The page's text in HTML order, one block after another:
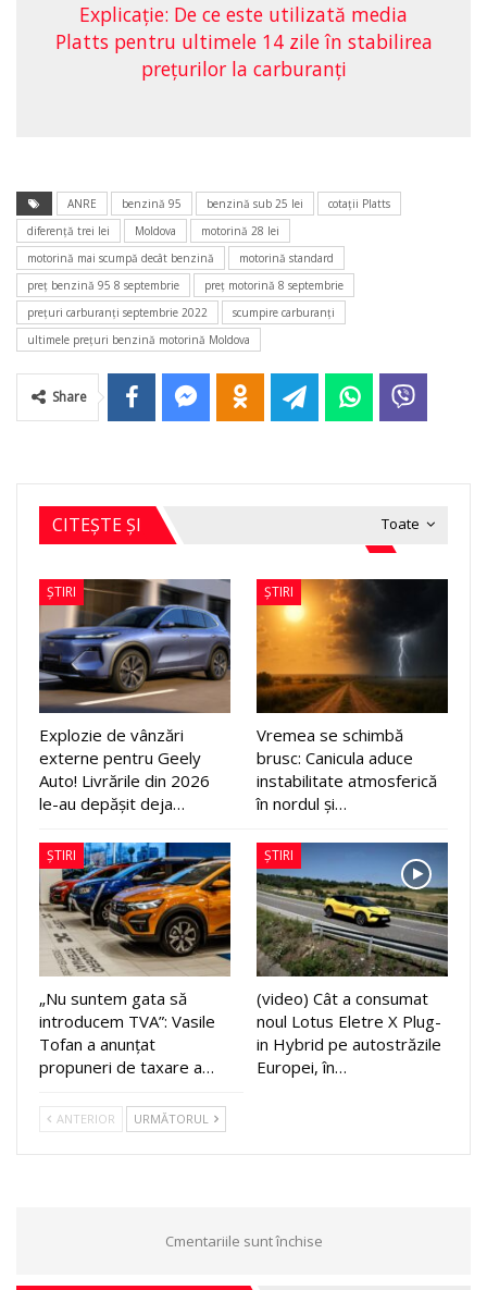
Explicaţie: De ce este utilizată media
Platts pentru ultimele 14 zile în stabilirea
preţurilor la carburanţi
ANRE benzină 95 benzină sub 25 lei
cotaţii Platts
diferenţă trei lei
Moldova
motorină 28 lei
motorină mai scumpă decât benzină
motorină standard
preţ benzină 95 8 septembrie
preţ motorină 8 septembrie
preţuri carburanţi septembrie 2022
scumpire carburanţi
ultimele preţuri benzină motorină Moldova
Share
Toate
CITEȘTE ȘI
ȘTIRI
Explozie de vânzări
externe pentru Geely
Auto! Livrările din 2026
le-au depășit deja…
ȘTIRI
Vremea se schimbă
brusc: Canicula aduce
instabilitate atmosferică
în nordul și…
ȘTIRI
„Nu suntem gata să
introducem TVA”: Vasile
Tofan a anunțat
propuneri de taxare a…
ȘTIRI
(video) Cât a consumat
noul Lotus Eletre X Plug-
in Hybrid pe autostrăzile
Europei, în…
ANTERIOR URMĂTORUL
Cmentariile sunt închise